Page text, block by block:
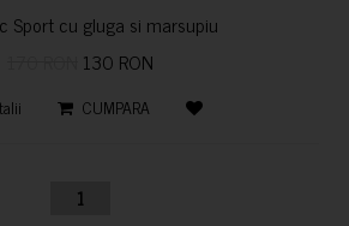
Sport cu gluga si marsupiu
130 RON
CUMPARA
1